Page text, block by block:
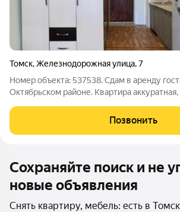
Томск,Железнодорожная улица,7
Номер объекта: 537538. Сдам в аренду
Октябрьском районе. Квартира
необходимая мебель и бытовая техника
микроволновая печь, чайник, эл.
Позвонить
Сохраняйте поиск и не
новые объявления
Снять квартиру, мебель: есть в